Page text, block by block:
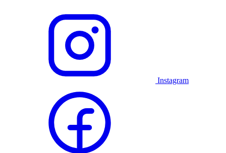
Instagram